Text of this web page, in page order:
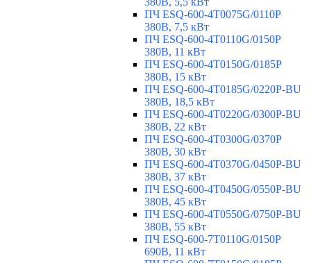
ПЧ ESQ-600-4T0075G/0110P
380В, 7,5 кВт
ПЧ ESQ-600-4T0110G/0150P
380В, 11 кВт
ПЧ ESQ-600-4T0150G/0185P
380В, 15 кВт
ПЧ ESQ-600-4T0185G/0220P-BU
380В, 18,5 кВт
ПЧ ESQ-600-4T0220G/0300P-BU
380В, 22 кВт
ПЧ ESQ-600-4T0300G/0370P
380В, 30 кВт
ПЧ ESQ-600-4T0370G/0450P-BU
380В, 37 кВт
ПЧ ESQ-600-4T0450G/0550P-BU
380В, 45 кВт
ПЧ ESQ-600-4T0550G/0750P-BU
380В, 55 кВт
ПЧ ESQ-600-7T0110G/0150P
690В, 11 кВт